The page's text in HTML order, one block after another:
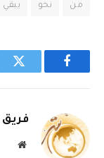
من نحو يبقي
فيسبوك
فريق
موقع